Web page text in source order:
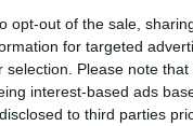
opt-out of the sale,
for targeted
selection. Please note
interest-based ads
to third parties
nem tudott kitérni a
hogy vannak íratlan